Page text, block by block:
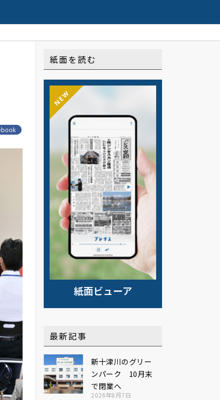
紙面を読む
紙面ビューア
NEW
最新記事
新十津川のグリー
ンパーク 10月末
で閉業へ
2026年8月7日